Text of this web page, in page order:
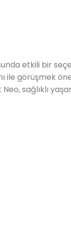
etkili bir
görüşmek
sağlıklı